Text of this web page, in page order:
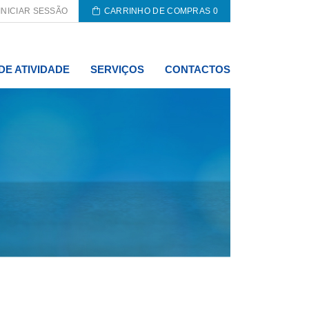
SESSÃO CARRINHO DE COMPRAS 0
ATIVIDADE SERVIÇOS CONTACTOS